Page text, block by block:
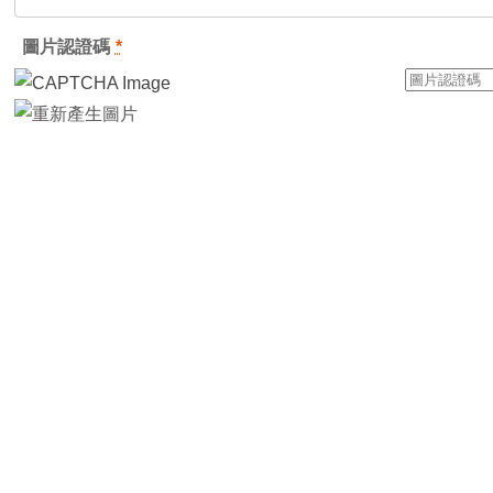
圖片認證碼 *